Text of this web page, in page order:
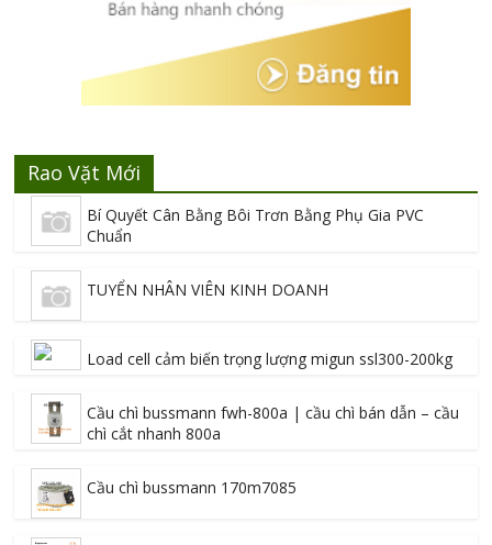
Rao Vặt Mới
Bí Quyết Cân Bằng Bôi Trơn Bằng Phụ Gia PVC
Chuẩn
TUYỂN NHÂN VIÊN KINH DOANH
Load cell cảm biến trọng lượng migun ssl300-200kg
Cầu chì bussmann fwh-800a | cầu chì bán dẫn – cầu
chì cắt nhanh 800a
Cầu chì bussmann 170m7085